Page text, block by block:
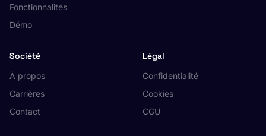
Fonctionnalités
Démo
Société
À propos
Carrières
Contact
Légal
Confidentialité
Cookies
CGU